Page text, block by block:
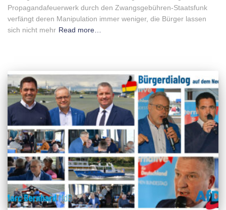
Propagandafeuerwerk durch den Zwangsgebühren-Staatsfunk
verfängt deren Manipulation immer weniger, die Bürger lassen
sich nicht mehr Read more…